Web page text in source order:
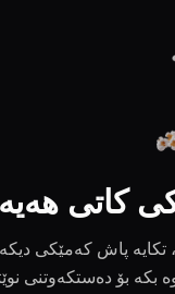
کاتی
تکایە پاش کەمێکی دیکە
بکە بۆ دەستکەوتنی